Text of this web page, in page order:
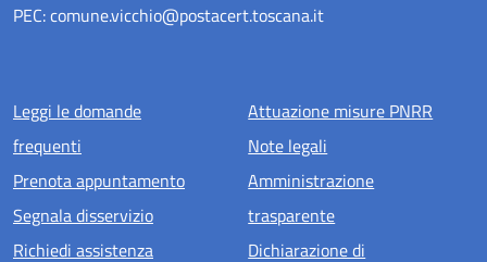
PEC: comune.vicchio@postacert.toscana.it
Menu piè di pagina
Leggi le domande
frequenti
Prenota appuntamento
Segnala disservizio
Richiedi assistenza
Attuazione misure PNRR
Note legali
Amministrazione
trasparente
Dichiarazione di